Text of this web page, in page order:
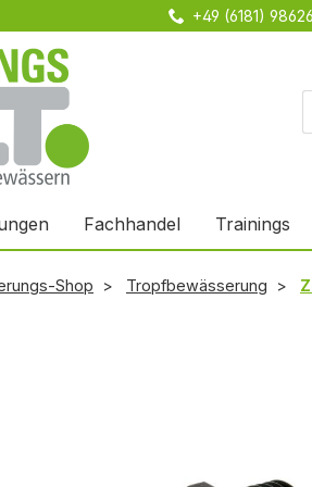
+49 (6181)
Fachhandel Trainings
Shop Tropfbewässerung